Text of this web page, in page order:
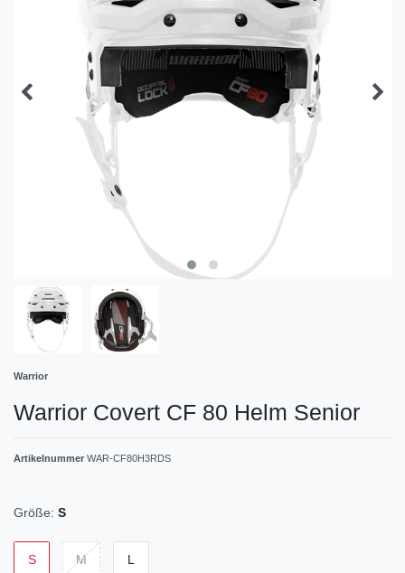
Warrior
Warrior Covert CF 80 Helm Senior
Artikelnummer WAR-CF80H3RDS
Größe: S
S M L